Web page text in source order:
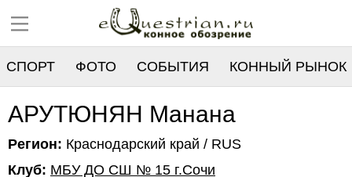
СПОРТ ФОТО СОБЫТИЯ КОННЫЙ РЫНОК
РЕЕСТР
АРУТЮНЯН Манана
Регион: Краснодарский край / RUS
Клуб: МБУ ДО СШ № 15 г.Сочи